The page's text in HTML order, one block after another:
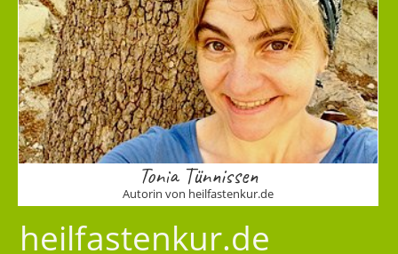
Tonia Tünnissen
Autorin von heilfastenkur.de
heilfastenkur.de